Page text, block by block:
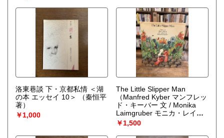
洛東巷談 下・京都私情 ＜湖
の本 エッセイ 10＞
（秦恒平
著）
￥1,000
The Little Slipper Man
（Manfred Kyber マンフレッ
ド・キーバー 文 / Monika
Laimgruber モニカ・レイム
グルーバー 絵）
￥1,500